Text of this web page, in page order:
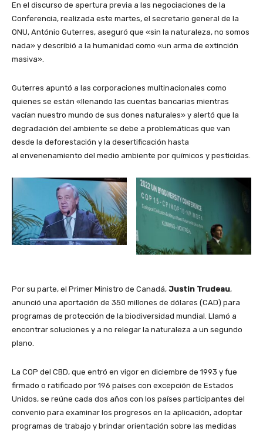
En el discurso de apertura previa a las negociaciones de la
Conferencia, realizada este martes, el secretario general de la
ONU, António Guterres, aseguró que «sin la naturaleza, no somos
nada» y describió a la humanidad como «un arma de extinción
masiva».
Guterres apuntó a las corporaciones multinacionales como
quienes se están «llenando las cuentas bancarias mientras
vacían nuestro mundo de sus dones naturales» y alertó que la
degradación del ambiente se debe a problemáticas que van
desde la deforestación y la desertificación hasta
al envenenamiento del medio ambiente por químicos y pesticidas.
Por su parte, el Primer Ministro de Canadá, Justin Trudeau,
anunció una aportación de 350 millones de dólares (CAD) para
programas de protección de la biodiversidad mundial. Llamó a
encontrar soluciones y a no relegar la naturaleza a un segundo
plano.
La COP del CBD, que entró en vigor en diciembre de 1993 y fue
firmado o ratificado por 196 países con excepción de Estados
Unidos, se reúne cada dos años con los países participantes del
convenio para examinar los progresos en la aplicación, adoptar
programas de trabajo y brindar orientación sobre las medidas